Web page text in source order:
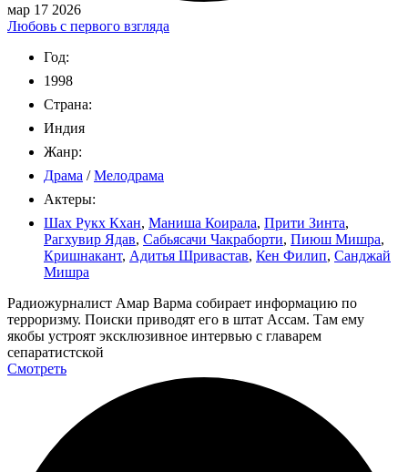
мар 17 2026
Любовь с первого взгляда
Год:
1998
Страна:
Индия
Жанр:
Драма /Мелодрама
Актеры:
Шах Рукх Кхан, Маниша Коирала, Прити Зинта,
Рагхувир Ядав, Сабьясачи Чакраборти, Пиюш Мишра,
Кришнакант, Адитья Шривастав, Кен Филип, Санджай
Мишра
Радиожурналист Амар Варма собирает информацию по
терроризму. Поиски приводят его в штат Ассам. Там ему
якобы устроят эксклюзивное интервью с главарем
сепаратистской
Смотреть